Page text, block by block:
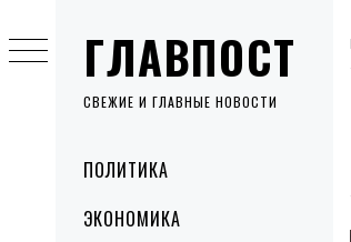
ГЛАВПОСТ
СВЕЖИЕ И ГЛАВНЫЕ НОВОСТИ
MenuПОЛИТИКА
ЭКОНОМИКА
to
content